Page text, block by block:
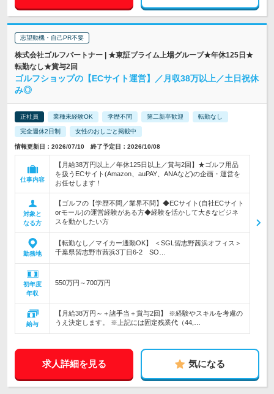
志望動機・自己PR不要
株式会社ゴルフパートナー | ★東証プライム上場グループ★年休125日★
転勤なし★賞与2回
ゴルフショップの【ECサイト運営】／月収38万以上／土日祝休
み◎
正社員 業種未経験OK 学歴不問 第二新卒歓迎 転勤なし
完全週休2日制 女性のおしごと掲載中
情報更新日：2026/07/10 終了予定日：2026/10/08
仕事内容
【月給38万円以上／年休125日以上／賞与2回】★ゴルフ用品
を扱うECサイト(Amazon、auPAY、ANAなど)の企画・運営を
お任せします！
対象と
なる方
【ゴルフの【学歴不問／業界不問】◆ECサイト(自社ECサイト
orモール)の運営経験がある方◆経験を活かして大きなビジネ
スを動かしたい方
勤務地
【転勤なし／マイカー通勤OK】 ＜SGL習志野茜浜オフィス＞
千葉県習志野市茜浜3丁目6-2 SO…
初年度
年収
550万円～700万円
給与
【月給38万円～＋諸手当＋賞与2回】 ※経験やスキルを考慮の
うえ決定します。 ※上記には固定残業代（44,…
求人詳細を見る 気になる